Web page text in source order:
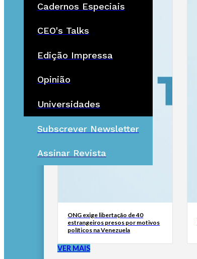
Cadernos Especiais
CEO's Talks
Edição Impressa
Opinião
Universidades
Subscrever Newsletter
Assinar Revista
ONG exige libertação de 40
estrangeiros presos por motivos
políticos na Venezuela
VER MAIS